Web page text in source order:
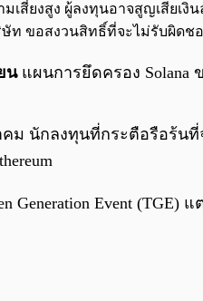
เสี่ยงสูง ผู้ลงทุนอาจสูญเสียเ
ท ขอสงวนสิทธิ์ที่จะไม่รับผิดช
น แผนการยึดครอง Solana
ม นักลงทุนที่กระตือรือร้นที่
Generation Event (TGE)